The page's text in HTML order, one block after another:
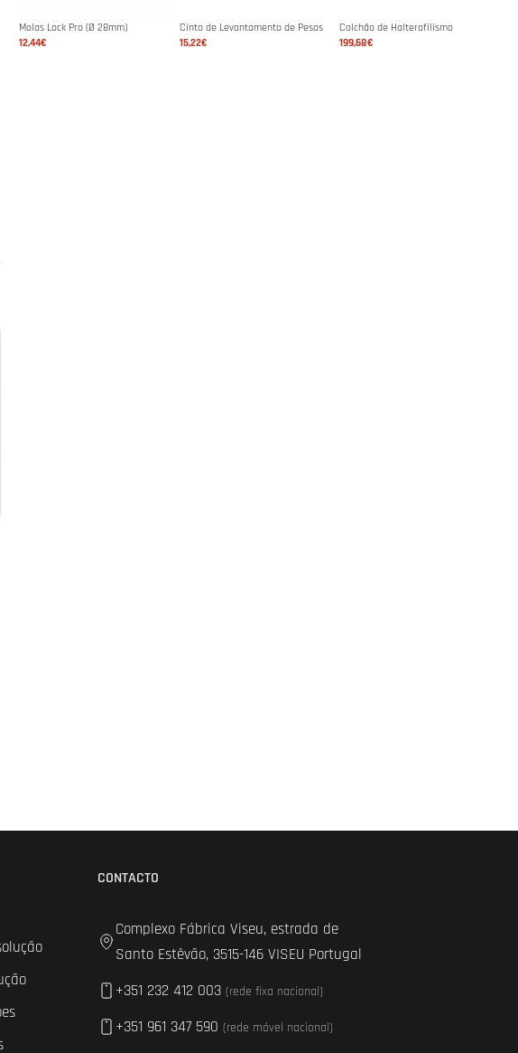
Molas Lock Pro (Ø 28mm)
12,44€
Cinto de Levantamento de Pesos
15,22€
Colchão de Halterofilismo
199,68€
CONTACTO
Complexo Fábrica Viseu, estrada de
Santo Estêvão, 3515-146 VISEU Portugal
+351 232 412 003 (rede fixa nacional)
+351 961 347 590 (rede móvel nacional)